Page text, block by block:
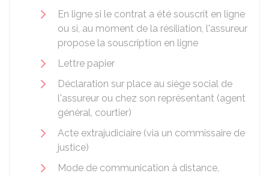
En ligne si le contrat a été souscrit en ligne
ou si, au moment de la résiliation, l'assureur
propose la souscription en ligne
Lettre papier
Déclaration sur place au siège social de
l'assureur ou chez son représentant (agent
général, courtier)
Acte extrajudiciaire (via un commissaire de
justice)
Mode de communication à distance,